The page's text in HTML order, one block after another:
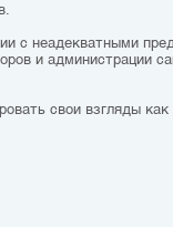
с неадекватными
и администрации
свои взгляды